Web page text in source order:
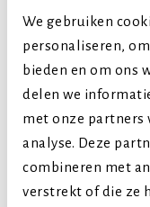
We gebruiken
personaliseren,
bieden en om ons
delen we
met onze partners
analyse. Deze
combineren met
verstrekt of die ze
Kleine honden
Middelgrote
Grote honden
Levensfase
Puppy (tot 1 jaar)
Volwassen (2-7
Senior (8+ jaar)